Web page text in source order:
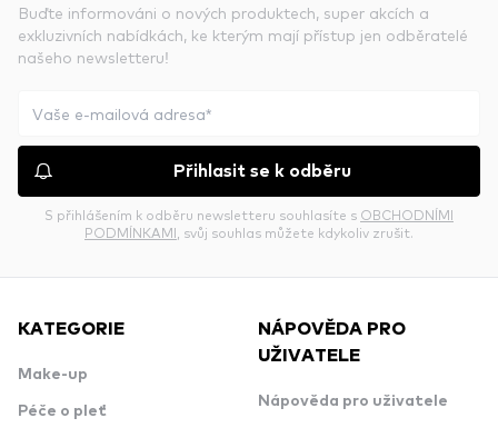
Buďte informováni o nových produktech, super akcích a
exkluzivních nabídkách, ke kterým mají přístup jen odběratelé
našeho newsletteru!
Přihlasit se k odběru
S přihlášením k odběru newsletteru souhlasíte s OBCHODNÍMI
PODMÍNKAMI , svůj souhlas můžete kdykoliv zrušit.
KATEGORIE
Make-up
Péče o pleť
NÁPOVĚDA PRO
UŽIVATELE
Nápověda pro uživatele